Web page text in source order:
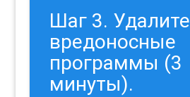
Шаг 3. Удалите
вредоносные
программы (3
минуты).